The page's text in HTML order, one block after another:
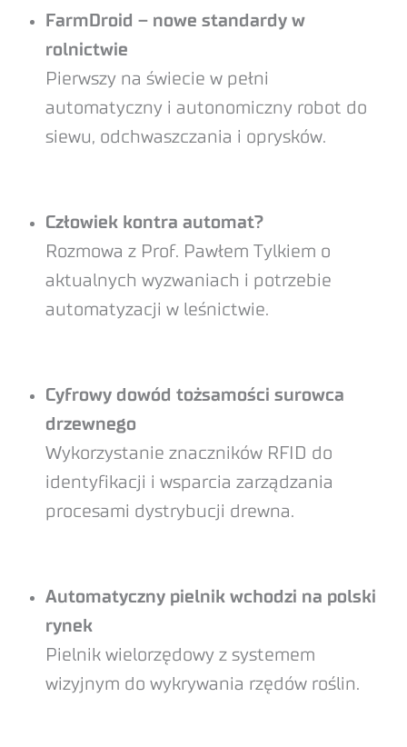
FarmDroid – nowe standardy w
rolnictwie
Pierwszy na świecie w pełni
automatyczny i autonomiczny robot do
siewu, odchwaszczania i oprysków.
Człowiek kontra automat?
Rozmowa z Prof. Pawłem Tylkiem o
aktualnych wyzwaniach i potrzebie
automatyzacji w leśnictwie.
Cyfrowy dowód tożsamości surowca
drzewnego
Wykorzystanie znaczników RFID do
identyfikacji i wsparcia zarządzania
procesami dystrybucji drewna.
Automatyczny pielnik wchodzi na polski
rynek
Pielnik wielorzędowy z systemem
wizyjnym do wykrywania rzędów roślin.